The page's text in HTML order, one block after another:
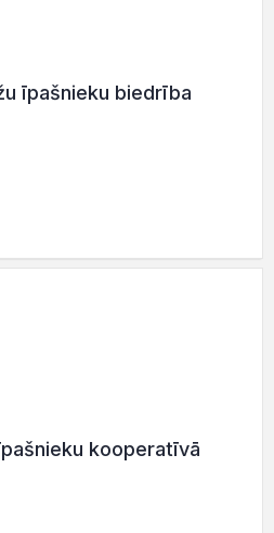
īpašnieku biedrība
kooperatīvā